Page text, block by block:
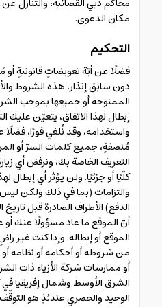
محاكم دبي القضائية، والتنازل
مكان الدعوى.
التحكيم
فضلًا عن أيّة تعويضاتٍ قانونيةٍ
دون سابق إنذار، هذه الشروط
الممنوحة أو جميعها بموجب
إبطال لهذا الاتفاق، يتعيّن عليك
واستخدامه، وقد نُلغي فورًا، فضلًا
مُنصفةٍ، جميع كلمات السرّ أو
التعريف الخاصة بك، ونرفض أي
كلّيًا أو جزئيًا. ولن يؤثر أي إبطال
والتزامات (بما في ذلك ولكن
الدفع) الأطراف الصادرة قبل
أنّ الموقع ما عاد مسؤولًا عنك
الموقع أو إبطاله. وإذا كنتَ غير
من شروطه أو أحكامه أو نظامه أو
أو ممارسات شركة الأزياء ذات
الشرق الأوسط وشمال إفريقيا في
الوحيد والحصري عندئذٍ هو